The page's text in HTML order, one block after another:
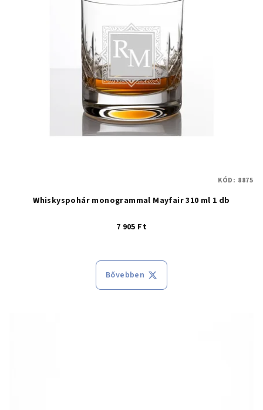
Whiskyspohár monogrammal Mayfair 310 ml 1 db
7 905 Ft
Bővebben
KÓD: 8875